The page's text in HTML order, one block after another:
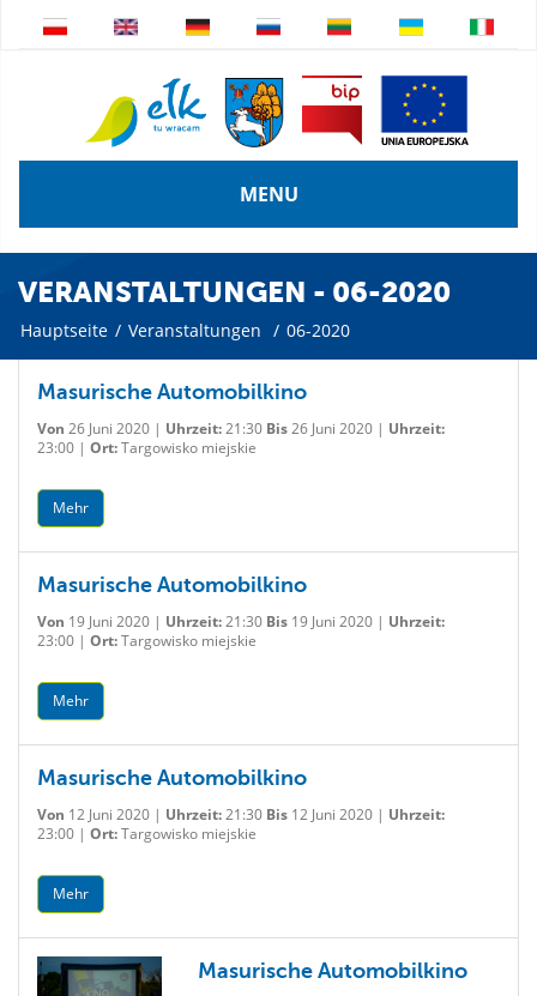
MENU
VERANSTALTUNGEN - 06-2020
Hauptseite / Veranstaltungen / 06-2020
Masurische Automobilkino
Von 26 Juni 2020 | Uhrzeit:21:30 Bis26 Juni 2020 | Uhrzeit:
23:00 | Ort:Targowisko miejskie
Mehr
Masurische Automobilkino
Von 19 Juni 2020 | Uhrzeit:21:30 Bis 19 Juni 2020 | Uhrzeit:
23:00 | Ort:Targowisko miejskie
Mehr
Masurische Automobilkino
Von 12 Juni 2020 | Uhrzeit:21:30 Bis 12 Juni 2020 | Uhrzeit:
23:00 | Ort:Targowisko miejskie
Mehr
Masurische Automobilkino